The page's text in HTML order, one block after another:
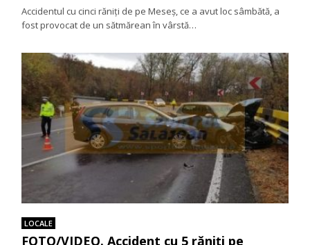
Accidentul cu cinci răniți de pe Meseș, ce a avut loc sâmbătă, a
fost provocat de un sătmărean în vârstă…
LOCALE
FOTO/VIDEO. Accident cu 5 răniţi pe